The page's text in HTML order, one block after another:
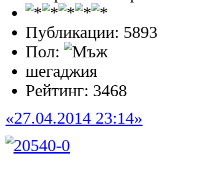
Публикации: 5893
Пол:
шегаджия
Рейтинг: 3468
«27.04.2014 23:14»